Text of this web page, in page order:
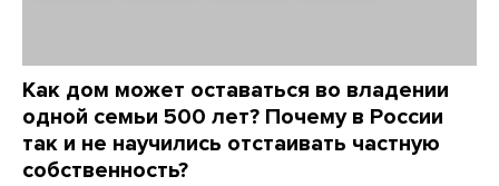
Как дом может оставаться во владении
одной семьи 500 лет? Почему в России
так и не научились отстаивать частную
собственность?